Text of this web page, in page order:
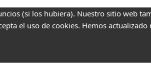
(si los hubiera). Nuestro sitio web
el uso de cookies. Hemos